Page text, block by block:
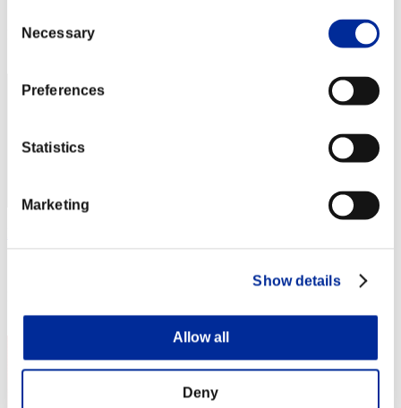
Selection
Necessary
Preferences
Statistics
Marketing
Show details
Allow all
Deny
RANK
3